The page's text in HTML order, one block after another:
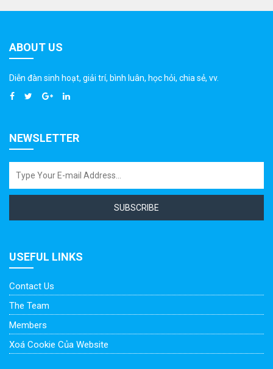
ABOUT US
Diễn đàn sinh hoạt, giải trí, bình luân, học hỏi, chia sẻ, vv.
NEWSLETTER
SUBSCRIBE
USEFUL LINKS
Contact Us
The Team
Members
Xoá Cookie Của Website